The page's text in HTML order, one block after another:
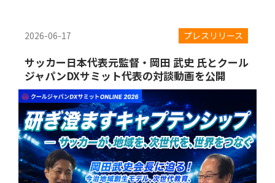
2026-06-17 プレスリリース
サッカー日本代表元監督・岡田 武史 氏とクール
ジャパンDXサミット代表の対談動画を公開